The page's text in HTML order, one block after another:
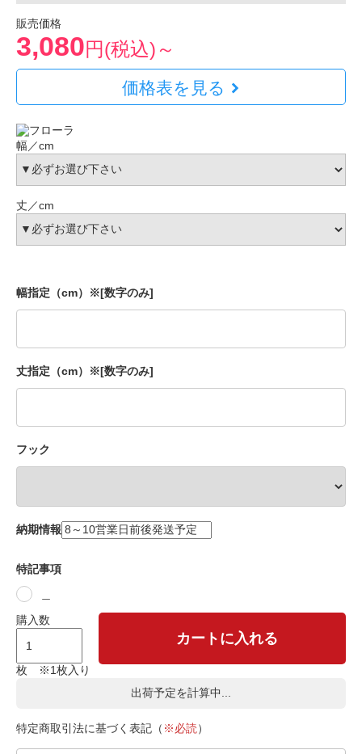
販売価格
3,080円(税込)～
価格表を見る
幅／cm
丈／cm
幅指定（cm）※[数字のみ]
丈指定（cm）※[数字のみ]
フック
納期情報
特記事項
購入数
枚 ※1枚入り
カートに入れる
出荷予定を計算中...
特定商取引法に基づく表記（ ※必読）